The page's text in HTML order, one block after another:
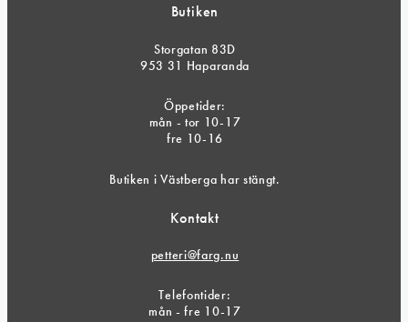
Butiken
Storgatan 83D
953 31 Haparanda
Öppetider:
mån - tor 10-17
fre 10-16
Butiken i Västberga har stängt.
Kontakt
petteri@farg.nu
Telefontider:
mån - fre 10-17